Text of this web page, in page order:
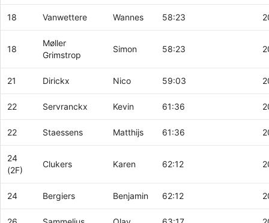
18 Vanwettere Wannes 58:23
18
Møller
Grimstrop
Simon 58:23
21 Dirickx Nico 59:03
22 Servranckx Kevin 61:36
22 Staessens Matthijs 61:36
24
(2F)
Clukers Karen 62:12
24 Bergiers Benjamin 62:12